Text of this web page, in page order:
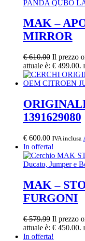
MAK –
MIRROR
€610.00 Il prezzo
attuale è: € 499.00.
1391629080
€ 600.00 IVA inclusa
In offerta!
MAK –
FURGONI
€579.99 Il prezzo
attuale è: € 450.00.
In offerta!